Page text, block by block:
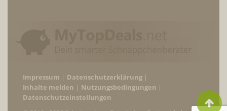
Impressum
Datenschutzerklärung
Inhalte melden
Nutzungsbedingungen
Datenschutzeinstellungen